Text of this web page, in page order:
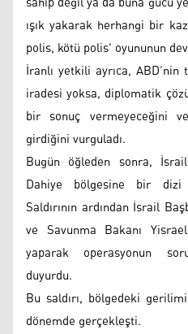
ışık yakarak herhangi bir
polis, kötü polis' oyununun
İranlı yetkili ayrıca,
iradesi yoksa, diplomatik
bir sonuç vermeyeceğini
girdiğini vurguladı.
Bugün öğleden sonra,
Dahiye bölgesine bir dizi
Saldırının ardından İsrail
ve Savunma Bakanı
yaparak operasyonun
duyurdu.
Bu saldırı, bölgedeki
dönemde gerçekleşti.